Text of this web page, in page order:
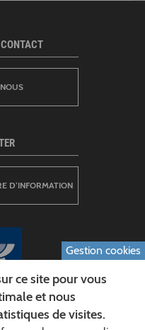
DE L'AISNE
D’INFORMATION
Gestion cookies
ce site pour vous
et nous
de visites.